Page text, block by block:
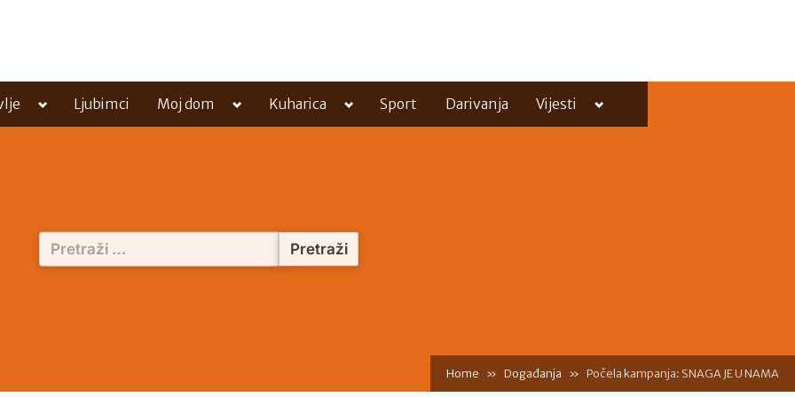
Toggle
menu
Ljubimci Moj dom
Toggle
menu
Kuharica
Toggle
menu
Sport Darivanja Vijesti
Toggle
menu
Pretraži:
Home Događanja Počela kampanja: SNAGA JE U NAMA